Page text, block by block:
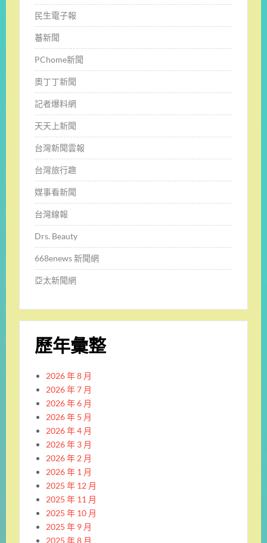
民生電子報
蕃新聞
PChome新聞
奧丁丁新聞
記者爆料網
天天上新聞
台灣新聞雲報
台灣旅行趣
媒事看新聞
台灣線報
Drs. Beauty
668enews 新聞網
亞太新聞網
歷年彙整
2026 年 8 月
2026 年 7 月
2026 年 6 月
2026 年 5 月
2026 年 4 月
2026 年 3 月
2026 年 2 月
2026 年 1 月
2025 年 12 月
2025 年 11 月
2025 年 10 月
2025 年 9 月
2025 年 8 月